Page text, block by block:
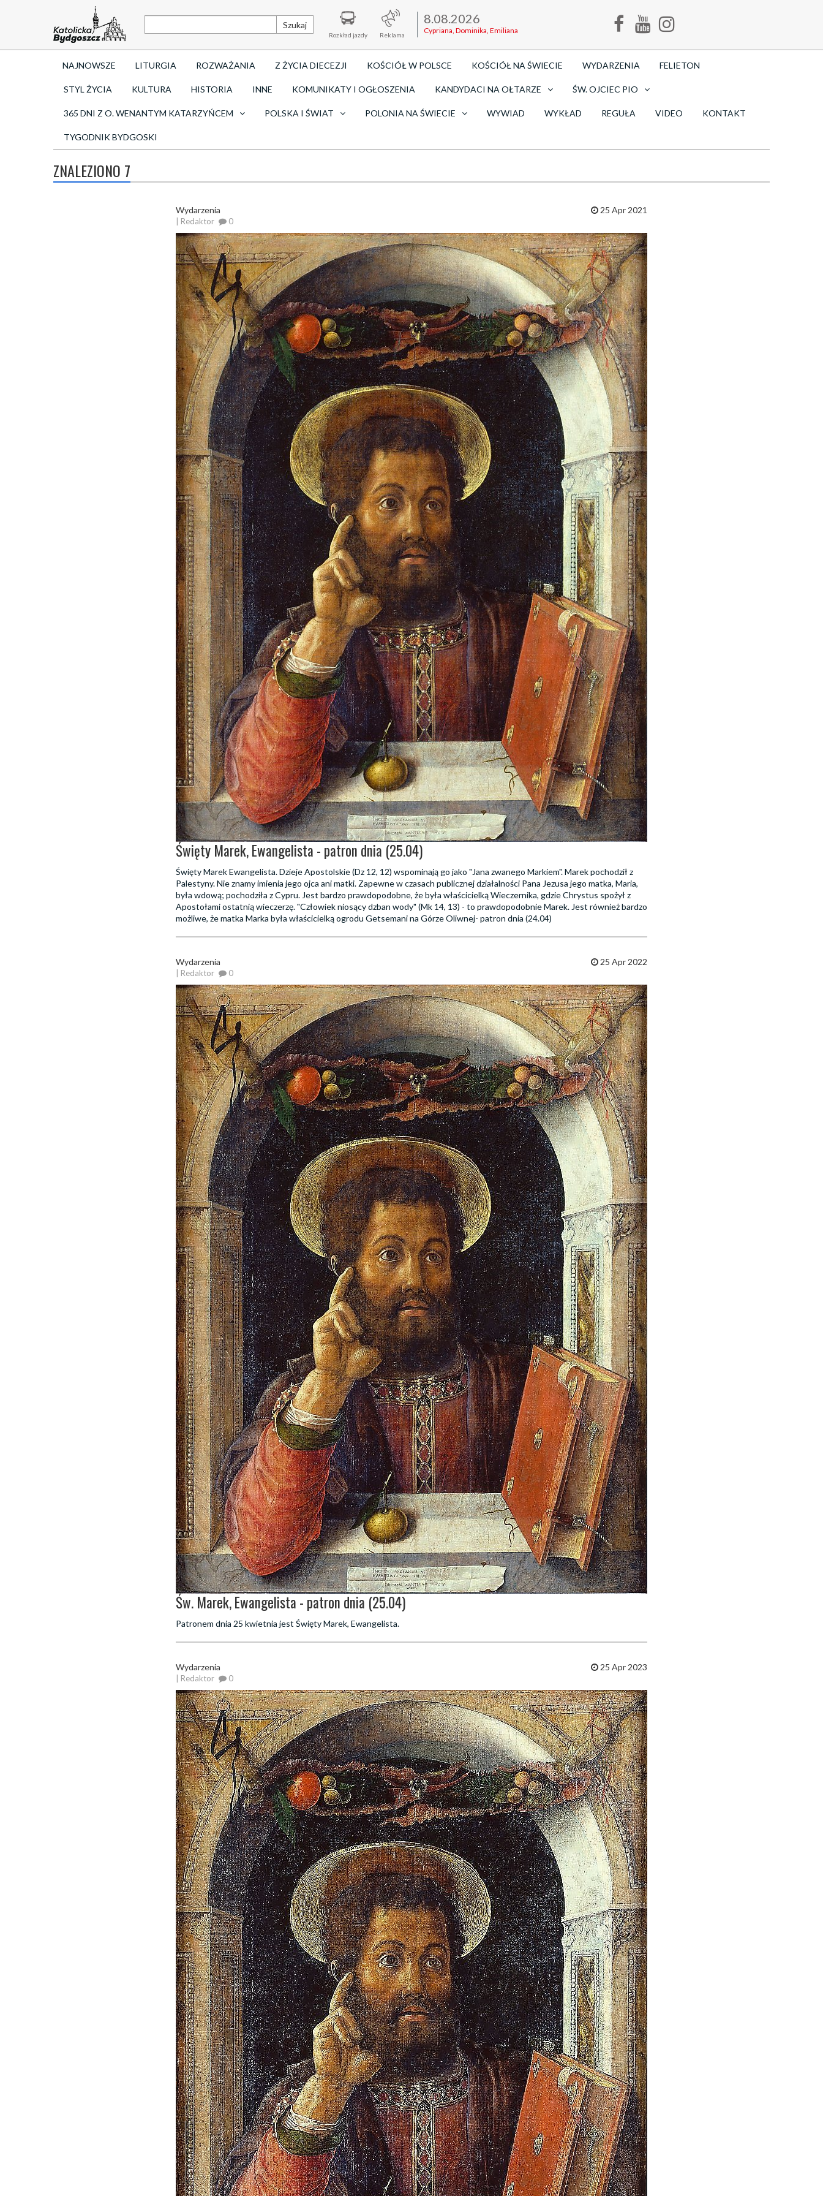
Szukaj
Rozkład jazdy Reklama
8.08.2026
Cypriana, Dominika, Emiliana
NAJNOWSZE LITURGIA ROZWAŻANIA Z ŻYCIA DIECEZJI KOŚCIÓŁ W POLSCE KOŚCIÓŁ NA ŚWIECIE WYDARZENIA FELIETON
STYL ŻYCIA KULTURA HISTORIA INNE KOMUNIKATY I OGŁOSZENIA KANDYDACI NA OŁTARZE ŚW. OJCIEC PIO
365 DNI Z O. WENANTYM KATARZYŃCEM POLSKA I ŚWIAT POLONIA NA ŚWIECIE WYWIAD WYKŁAD REGUŁA VIDEO KONTAKT
TYGODNIK BYDGOSKI
ZNALEZIONO 7
Wydarzenia
| Redaktor 0
25 Apr 2021
Święty Marek, Ewangelista - patron dnia (25.04)
Święty Marek Ewangelista. Dzieje Apostolskie (Dz 12, 12) wspominają go jako "Jana zwanego Markiem". Marek pochodził z
Palestyny. Nie znamy imienia jego ojca ani matki. Zapewne w czasach publicznej działalności Pana Jezusa jego matka, Maria,
była wdową; pochodziła z Cypru. Jest bardzo prawdopodobne, że była właścicielką Wieczernika, gdzie Chrystus spożył z
Apostołami ostatnią wieczerzę. "Człowiek niosący dzban wody" (Mk 14, 13) - to prawdopodobnie Marek. Jest również bardzo
możliwe, że matka Marka była właścicielką ogrodu Getsemani na Górze Oliwnej- patron dnia (24.04)
Wydarzenia
| Redaktor 0
25 Apr 2022
Św. Marek, Ewangelista - patron dnia (25.04)
Patronem dnia 25 kwietnia jest Święty Marek, Ewangelista.
Wydarzenia
| Redaktor 0
25 Apr 2023